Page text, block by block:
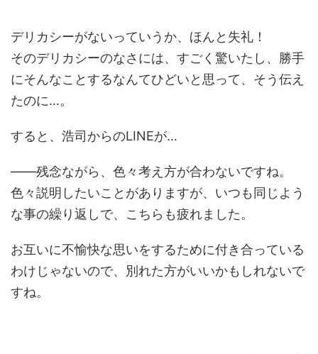
デリカシーがないっていうか、ほんと失礼！
そのデリカシーのなさには、すごく驚いたし、勝手
にそんなことするなんてひどいと思って、そう伝え
たのに…。
すると、浩司からのLINEが…
――残念ながら、色々考え方が合わないですね。
色々説明したいことがありますが、いつも同じよう
な事の繰り返しで、こちらも疲れました。
お互いに不愉快な思いをするために付き合っている
わけじゃないので、別れた方がいいかもしれないで
すね。